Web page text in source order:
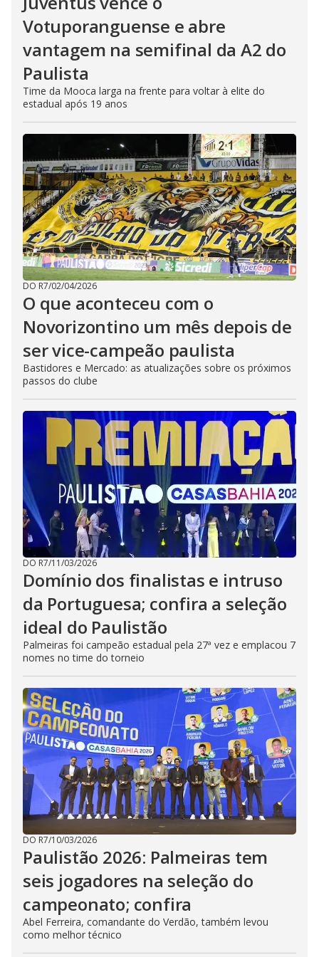
Votuporanguense e abre
vantagem na semifinal da A2 do
Paulista
Time da Mooca larga na frente para voltar à elite do
estadual após 19 anos
DO R7/02/04/2026
O que aconteceu com o
Novorizontino um mês depois de
ser vice-campeão paulista
Bastidores e Mercado: as atualizações sobre os próximos
passos do clube
DO R7/11/03/2026
Domínio dos finalistas e intruso
da Portuguesa; confira a seleção
ideal do Paulistão
Palmeiras foi campeão estadual pela 27ª vez e emplacou 7
nomes no time do torneio
DO R7/10/03/2026
Paulistão 2026: Palmeiras tem
seis jogadores na seleção do
campeonato; confira
Abel Ferreira, comandante do Verdão, também levou
como melhor técnico